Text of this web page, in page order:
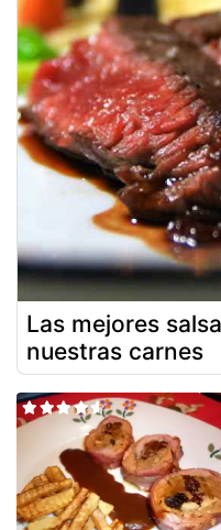
Las mejores
nuestras carnes